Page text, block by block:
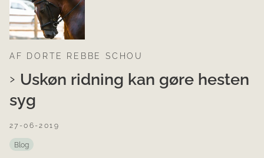
AF DORTE REBBE SCHOU
Uskøn ridning kan gøre hesten
syg
27-06-2019
Blog